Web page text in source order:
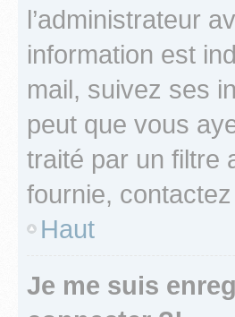
l’administrateur
information est
mail, suivez ses
peut que vous
traité par un filtre
fournie,
Haut
Je me suis